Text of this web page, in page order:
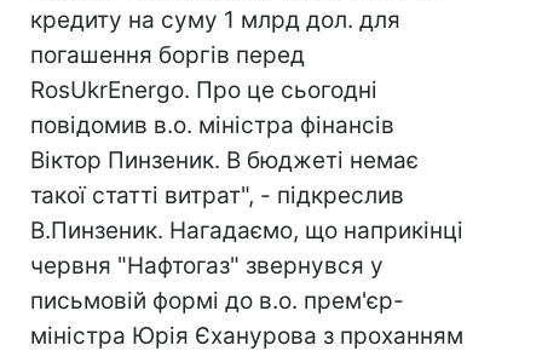
кредиту на суму 1 млрд дол. для
погашення боргів перед
RosUkrEnergo. Про це сьогодні
повідомив в.о. міністра фінансів
Віктор Пинзеник. В бюджеті немає
такої статті витрат", - підкреслив
В.Пинзеник. Нагадаємо, що наприкінці
червня "Нафтогаз" звернувся у
письмовій формі до в.о. прем'єр-
міністра Юрія Єханурова з проханням